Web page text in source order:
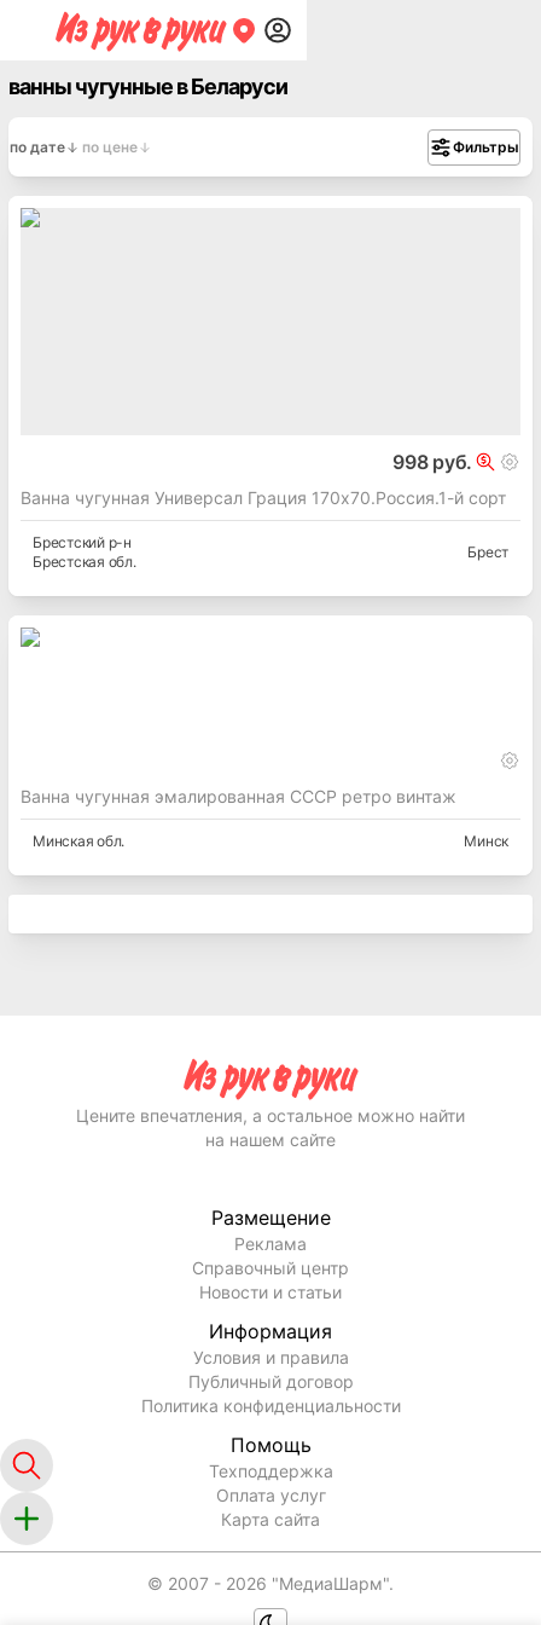
ванны чугунные в Беларуси
по дате по цене Фильтры
998 руб.
Ванна чугунная Универсал Грация 170х70.Россия.1-й сорт
Брестскийр-н
Брестская обл.
Брест
Ванна чугунная эмалированная СССР ретро винтаж
Минская обл. Минск
Цените впечатления, а остальное можно найти
на нашем сайте
Размещение
Реклама
Справочный центр
Новости и статьи
Информация
Условия и правила
Публичный договор
Политика конфиденциальности
Помощь
Техподдержка
Оплата услуг
Карта сайта
© 2007 - 2026 "МедиаШарм".